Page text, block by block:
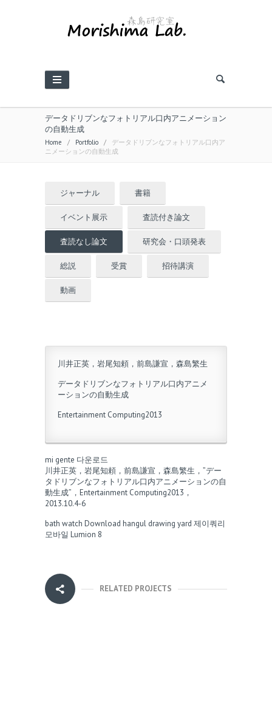
データドリブンなフォトリアル口内アニメーション
の自動生成
Home / Portfolio / データドリブンなフォトリアル口内ア
ニメーションの自動生成
ジャーナル 書籍
イベント展示 査読付き論文
査読なし論文 研究会・口頭発表
総説 受賞 招待講演
動画
川井正英，岩尾知頼，前島謙宣，森島繁生
データドリブンなフォトリアル口内アニメ
ーションの自動生成
Entertainment Computing2013
mi gente 다운로드
川井正英，岩尾知頼，前島謙宣，森島繁生，”デー
タドリブンなフォトリアル口内アニメーションの自
動生成”，Entertainment Computing2013，
2013.10.4-6
bath watch Download hangul drawing yard 제이쿼리
모바일 Lumion 8
RELATED PROJECTS